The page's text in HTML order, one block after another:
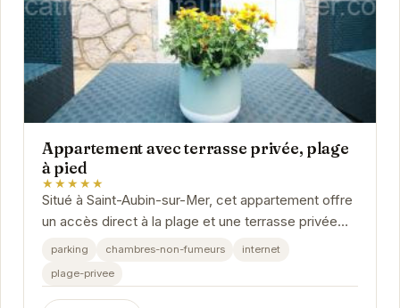
Appartement avec terrasse privée, plage
à pied
★★★★★
Situé à Saint-Aubin-sur-Mer, cet appartement offre
un accès direct à la plage et une terrasse privée
pour profiter pleinement du soleil normand....
parking chambres-non-fumeurs
internet
plage-privee